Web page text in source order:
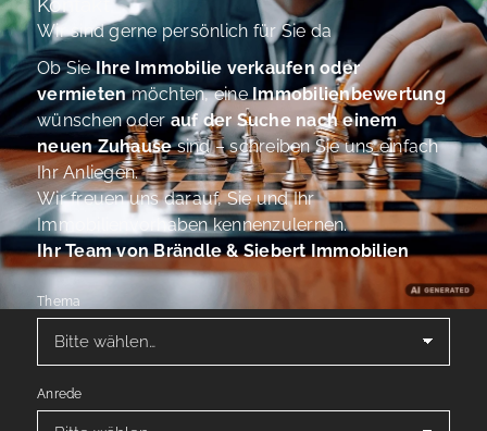
Wir sind gerne persönlich für Sie da
Ob SieIhre Immobilie verkaufen oder
vermietenmöchten, eine Immobilienbewertung
wünschen oderauf der Suche nach einem
neuen Zuhausesind – schreiben Sie uns einfach
Ihr Anliegen.
Wir freuen uns darauf, Sie und Ihr
Immobilienvorhaben kennenzulernen.
Ihr Team von Brändle & Siebert Immobilien
Thema
Anrede